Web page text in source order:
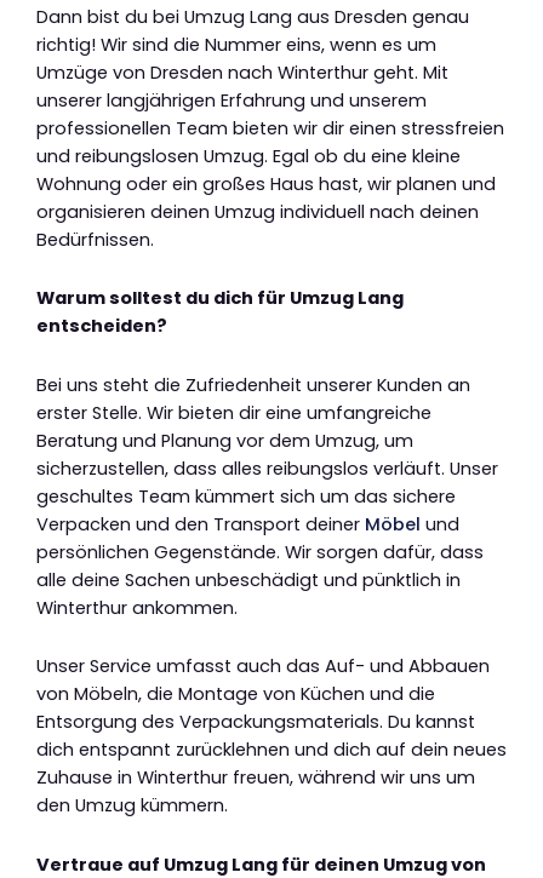
Dann bist du bei Umzug Lang aus Dresden genau
richtig! Wir sind die Nummer eins, wenn es um
Umzüge von Dresden nach Winterthur geht. Mit
unserer langjährigen Erfahrung und unserem
professionellen Team bieten wir dir einen stressfreien
und reibungslosen Umzug. Egal ob du eine kleine
Wohnung oder ein großes Haus hast, wir planen und
organisieren deinen Umzug individuell nach deinen
Bedürfnissen.
Warum solltest du dich für Umzug Lang
entscheiden?
Bei uns steht die Zufriedenheit unserer Kunden an
erster Stelle. Wir bieten dir eine umfangreiche
Beratung und Planung vor dem Umzug, um
sicherzustellen, dass alles reibungslos verläuft. Unser
geschultes Team kümmert sich um das sichere
Verpacken und den Transport deiner Möbel und
persönlichen Gegenstände. Wir sorgen dafür, dass
alle deine Sachen unbeschädigt und pünktlich in
Winterthur ankommen.
Unser Service umfasst auch das Auf- und Abbauen
von Möbeln, die Montage von Küchen und die
Entsorgung des Verpackungsmaterials. Du kannst
dich entspannt zurücklehnen und dich auf dein neues
Zuhause in Winterthur freuen, während wir uns um
den Umzug kümmern.
Vertraue auf Umzug Lang für deinen Umzug von